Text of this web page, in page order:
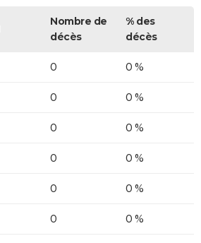
Nombre de
décès
% des
décès
0 0 %
0 0 %
0 0 %
0 0 %
0 0 %
0 0 %